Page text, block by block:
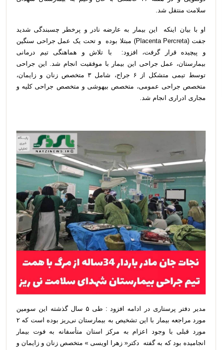
سلامت منتقل شد.
او با بیان اینکه این بیمار به عارضه نادر و پرخطر چسبندگی شدید
جفت (Placenta Percreta) مبتلا بوده و تحت یک عمل جراحی سنگین
و پیچیده قرار گرفت، افزود: با تلاش و هماهنگی تیم درمانی
بیمارستان، عمل جراحی این بیمار با موفقیت انجام شد. این جراحی
توسط تیمی متشکل از ۶ جراح، شامل ۳ متخصص زنان و زایمان،
متخصص جراحی عمومی، متخصص بیهوشی و متخصص جراحی کلیه و
مجاری ادراری انجام شد.
مدیر دفتر پرستاری در ادامه افزود : طی ۵ سال گذشته این سومین
مورد مراجعه بیمار با این تشخیص به بیمارستان نی‌ریز بوده است که ۲
مورد قبلی با وجود اعزام به مرکز استان متأسفانه به فوت بیمار
انجامیده بود که به گفته دکتر« زهرا اویسی » متخصص زنان و زایمان و